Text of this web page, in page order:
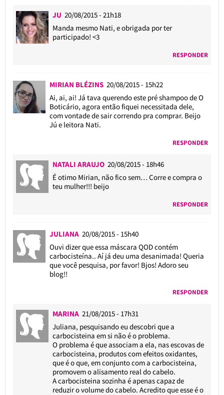
JU 20/08/2015 - 21h18
Manda mesmo Nati, e obrigada por ter
participado! <3
RESPONDER
MIRIAN BLÉZINS 20/08/2015 - 15h22
Ai, ai, ai! Já tava querendo este pré shampoo de O
Boticário, agora então fiquei necessitada dele,
com vontade de sair correndo pra comprar. Beijo
Jú e leitora Nati.
RESPONDER
NATALI ARAUJO20/08/2015 - 18h46
É otimo Mirian, não fico sem… Corre e compra o
teu mulher!!! beijo
RESPONDER
JULIANA 20/08/2015 - 15h40
Ouvi dizer que essa máscara QOD contém
carbocisteína.. Aí já deu uma desanimada! Queria
que você pesquisa, por favor! Bjos! Adoro seu
blog!!
RESPONDER
MARINA21/08/2015 - 17h31
Juliana, pesquisando eu descobri que a
carbocisteina em si não é o problema.
O problema é que associam a ela, nas escovas de
carbocisteina, produtos com efeitos oxidantes,
que é o que, em conjunto com a carbocisteina,
promovem o alisamento real do cabelo.
A carbocisteina sozinha é apenas capaz de
reduzir o volume do cabelo. Acredito que esse é o